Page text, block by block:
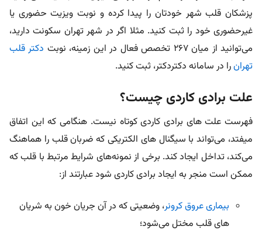
پزشکان قلب شهر خودتان را پیدا کرده و نوبت ویزیت حضوری یا
غیرحضوری خود را ثبت کنید. مثلا اگر در شهر تهران سکونت دارید،
می‌توانید از میان 267 تخصص فعال در این زمینه، نوبت
دکتر قلب
تهرانرا در سامانه دکتردکتر، ثبت کنید.
علت برادی کاردی چیست؟
فهرست علت های برادی کاردی کوتاه نیست. هنگامی که این اتفاق
میفتد، می‌تواند با سیگنال های الکتریکی که ضربان قلب را هماهنگ
می‌کند، تداخل ایجاد کند. برخی از نمونه‌های شرایط مرتبط با قلب که
ممکن است منجر به ایجاد برادی کاردی شود عبارتند از:
بیماری عروق کرونر، وضعیتی که در آن جریان خون به شریان
های قلب مختل می‌شود؛